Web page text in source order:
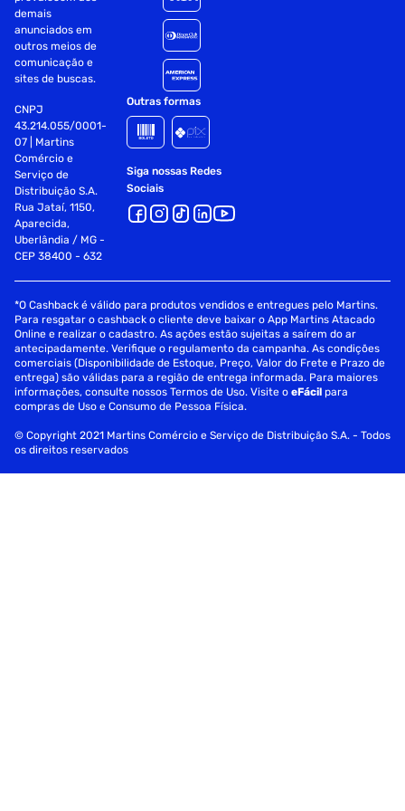
demais
anunciados em
outros meios de
comunicação e
sites de buscas.
CNPJ
43.214.055/0001-
07 | Martins
Comércio e
Serviço de
Distribuição S.A.
Rua Jataí, 1150,
Aparecida,
Uberlândia / MG -
CEP 38400 - 632
Outras formas
Siga nossas Redes
Sociais
*O Cashback é válido para produtos vendidos e entregues pelo Martins.
Para resgatar o cashback o cliente deve baixar o App Martins Atacado
Online e realizar o cadastro. As ações estão sujeitas a saírem do ar
antecipadamente. Verifique o regulamento da campanha. As condições
comerciais (Disponibilidade de Estoque, Preço, Valor do Frete e Prazo de
entrega) são válidas para a região de entrega informada. Para maiores
informações, consulte nossos Termos de Uso. Visite oeFácil para
compras de Uso e Consumo de Pessoa Física.
© Copyright 2021 Martins Comércio e Serviço de Distribuição S.A. - Todos
os direitos reservados